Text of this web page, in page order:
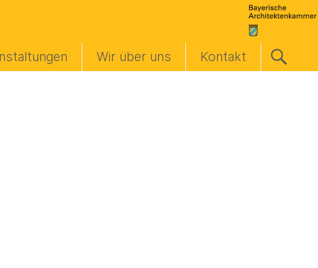
Wir über uns Kontakt